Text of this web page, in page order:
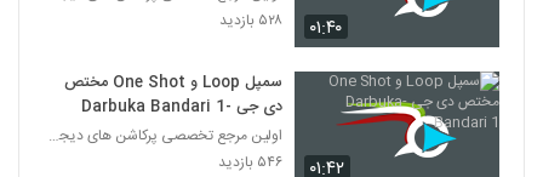
۰۱:۴۰
۵۲۸ بازدید
۰۱:۴۲
سمپل Loop و One Shot مختص
دی جی -Darbuka Bandari 1
اولین مرجع تخصصی پرکاشن های دیجیتال در ایران
۵۴۶ بازدید